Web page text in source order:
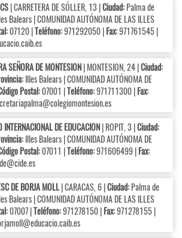
| CARRETERA DE SÓLLER, 13 |Ciudad:Palma de
Balears | COMUNIDAD AUTÓNOMA DE LAS ILLES
07120 |Teléfono:971292050 |Fax:971761545 |
SEÑORA DE MONTESION| MONTESION, 24 |Ciudad:
Illes Balears | COMUNIDAD AUTÓNOMA DE
Postal:07001 |Teléfono:971711300 |Fax:
DE EDUCACION| ROPIT, 3 |Ciudad:
Illes Balears | COMUNIDAD AUTÓNOMA DE
Postal:07011 |Teléfono:971606499 |Fax:
DE BORJA MOLL| CARACAS, 6 |Ciudad:Palma de
Balears | COMUNIDAD AUTÓNOMA DE LAS ILLES
07007 |Teléfono:971278150 |Fax:971278155 |